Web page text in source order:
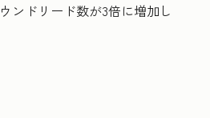
ンドリード数が3倍に増加し